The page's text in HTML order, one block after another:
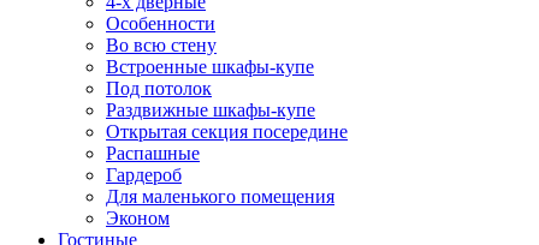
Особенности
Во всю стену
Встроенные шкафы-купе
Под потолок
Раздвижные шкафы-купе
Открытая секция посередине
Распашные
Гардероб
Для маленького помещения
Эконом
Гостиные